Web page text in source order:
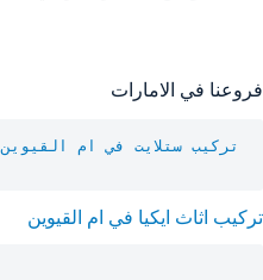
فروعنا في الامارات
تركيب ستلايت في ام القيوين
تركيب اثاث ايكيا في ام القيوين